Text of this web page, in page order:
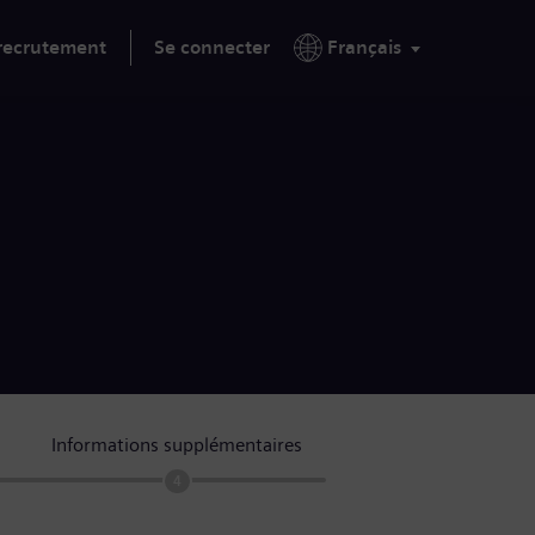
Se connecter Français
Informations supplémentaires